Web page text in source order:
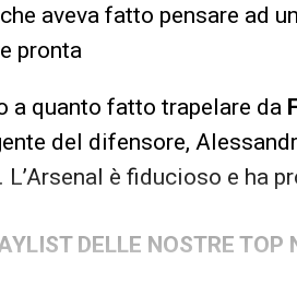
aveva fatto pensare ad
pronta
a quanto fatto trapelare da
del difensore,
. L’Arsenal è fiducioso e ha
DELLE NOSTRE TOP